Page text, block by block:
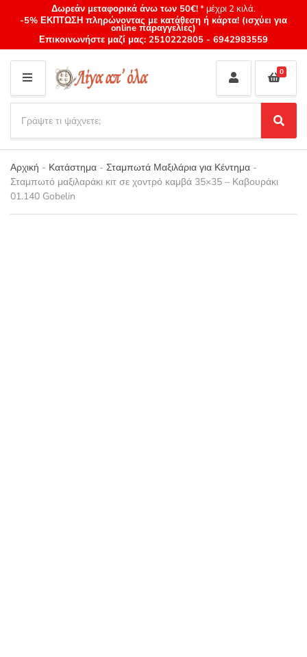
Δωρεάν μεταφορικά άνω των 50€!* μέχρι 2 κιλά.
-5% ΕΚΠΤΩΣΗ πληρώνοντας με κατάθεση ή κάρτα! (ισχύει για
online παραγγελίες)
Επικοινωνήστε μαζί μας: 2510222805 - 6942983559
M
E
N
U
Category
name
a
r
c
h
p
r
S
e
a
c
0
Αρχική - Κατάστημα - Σταμπωτά Μαξιλάρια για Κέντημα -
Σταμπωτό μαξιλαράκι κιτ σε χοντρό καμβά 35×35 – Καβουράκι
01.140 Gobelin